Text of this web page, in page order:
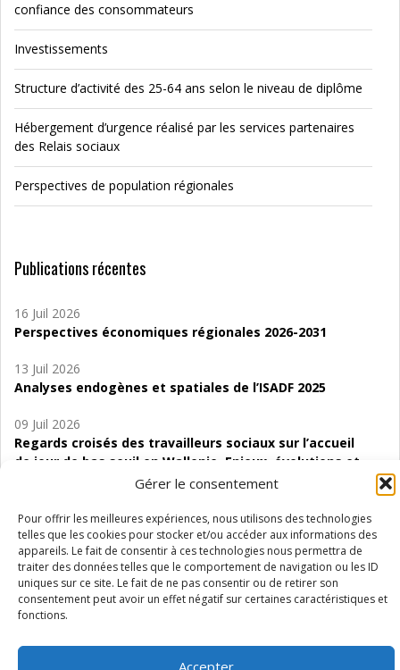
Gérer le consentement
Pour offrir les meilleures expériences, nous utilisons des technologies
telles que les cookies pour stocker et/ou accéder aux informations des
appareils. Le fait de consentir à ces technologies nous permettra de
traiter des données telles que le comportement de navigation ou les ID
uniques sur ce site. Le fait de ne pas consentir ou de retirer son
consentement peut avoir un effet négatif sur certaines caractéristiques et
fonctions.
Accepter
confiance des consommateurs
Investissements
Structure d’activité des 25-64 ans selon le niveau de diplôme
Hébergement d’urgence réalisé par les services partenaires
des Relais sociaux
Perspectives de population régionales
Publications récentes
16 Juil 2026
Perspectives économiques régionales 2026-2031
13 Juil 2026
Analyses endogènes et spatiales de l’ISADF 2025
09 Juil 2026
Regards croisés des travailleurs sociaux sur l’accueil
de jour de bas seuil en Wallonie. Enjeux, évolutions et
06 Juil 2026
Étude d’évaluabilité des Structures
d’accompagnement à l’autocréation d’emploi (SAACE)
01 Juil 2026
Pénurie du personnel infirmier :quels indicateurs
Wallonie ?